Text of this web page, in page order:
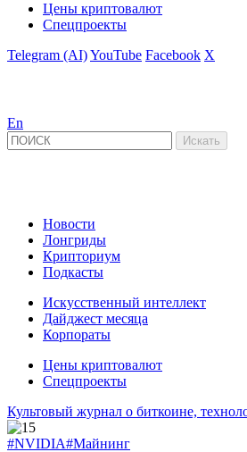
Цены криптовалют
Спецпроекты
Telegram (AI)YouTube Facebook X
En
Новости
Лонгриды
Крипториум
Подкасты
Искусственный интеллект
Дайджест месяца
Корпораты
Цены криптовалют
Спецпроекты
Культовый журнал о биткоине,
#NVIDIA#Майнинг